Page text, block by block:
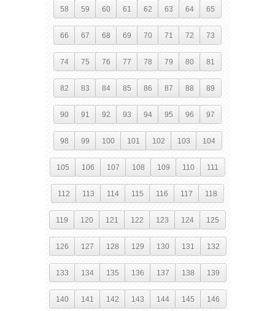
58 59 60 61 62 63 64 65
66 67 68 69 70 71 72 73
74 75 76 77 78 79 80 81
82 83 84 85 86 87 88 89
90 91 92 93 94 95 96 97
98 99 100 101 102 103 104
105 106 107 108 109 110 111
112 113 114 115 116 117 118
119 120 121 122 123 124 125
126 127 128 129 130 131 132
133 134 135 136 137 138 139
140 141 142 143 144 145 146